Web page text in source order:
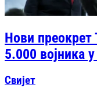
Нови
5.000 војника
Свијет